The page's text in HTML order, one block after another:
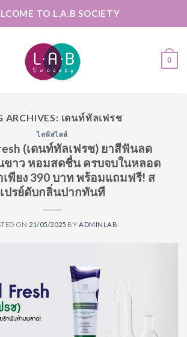
TO L.A.B SOCIETY
0
ARCHIVES: เดนท์ทัลเฟรช
ไลฟ์สไตล์
(เดนท์ทัลเฟรช) ยาสีฟันลด
ขาว หอมสดชื่น ครบจบในหลอด
เพียง 390 บาท พร้อมแถมฟรี! ส
เปรย์ดับกลิ่นปากทันที
ON 21/05/2025 BY ADMINLAB